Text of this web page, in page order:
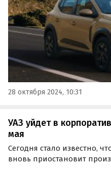
документов стоит на одном
28 октября 2024, 10:31
УАЗ уйдет в
мая
Сегодня стало известно,
вновь приостановит